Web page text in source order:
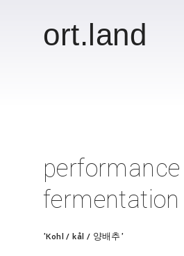
ort.land
'Kohl / kål / 양배추'